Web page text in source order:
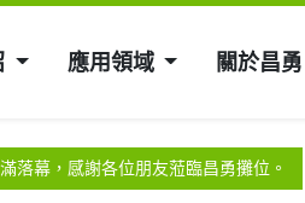
應用領域 關於昌勇
落幕，感謝各位朋友蒞臨昌勇攤位。